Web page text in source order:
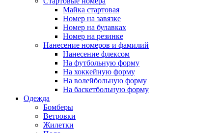
Майка стартовая
Номер на завязке
Номер на булавках
Номер на резинке
Нанесение номеров и фамилий
Нанесение флексом
На футбольную форму
На хоккейную форму
На волейбольную форму
На баскетбольную форму
Одежда
Бомберы
Ветровки
Жилетки